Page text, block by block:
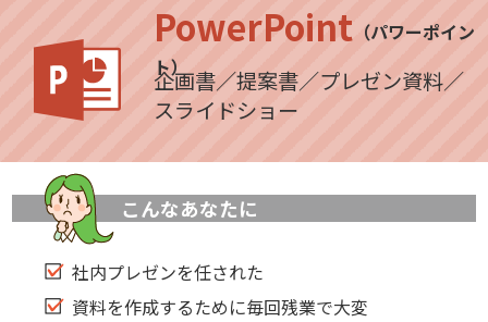
PowerPoint （パワーポイン
ト）
企画書／提案書／プレゼン資料／
スライドショー
こんなあなたに
社内プレゼンを任された
資料を作成するために毎回残業で大変